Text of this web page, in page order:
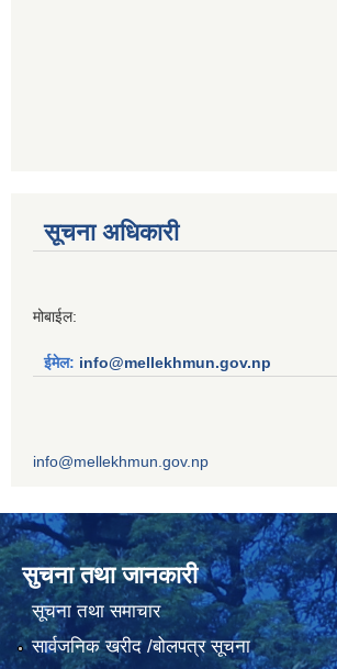
सूचना अधिकारी
मोबाईल:
ईमेल: info@mellekhmun.gov.np
info@mellekhmun.gov.np
सुचना तथा जानकारी
सूचना तथा समाचार
सार्वजनिक खरीद /बोलपत्र सूचना